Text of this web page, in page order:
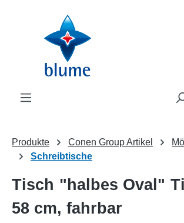
Zum Hauptinhalt springen
Produkte Conen Group Artikel
Schreibtische
Tisch "halbes Oval"
58 cm, fahrbar